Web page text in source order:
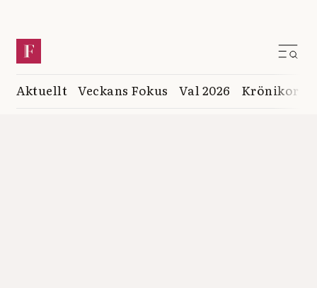
Aktuellt Veckans Fokus Val 2026 Krönikor